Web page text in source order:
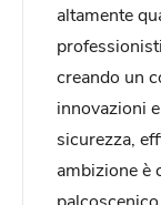
altamente
creando un
innovazioni
sicurezza,
ambizione è